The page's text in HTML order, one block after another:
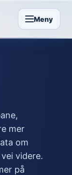
Meny
mer
om
videre.
på